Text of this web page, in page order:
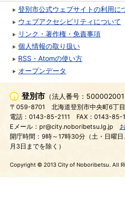
登別市公式ウェブサイトの利用に
ウェブアクセシビリティについて
リンク・著作権・免責事項
個人情報の取り扱い
RSS・Atomの使い方
オープンデータ
登別市 （法人番号：
〒059-8701
北海道登別市中央町6丁
電話：0143-85-2111
FAX：0143-85-
Eメール：pr@city.noboribetsu.lg.jp
開庁時間：9時～17時30分（土・日曜
月3日までを除く）
Copyright © 2013 City of Noboribetsu. All